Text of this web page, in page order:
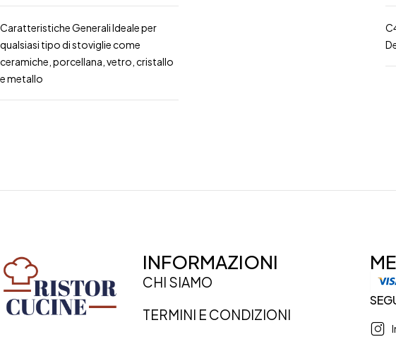
Caratteristiche Generali Ideale per
qualsiasi tipo di stoviglie come
ceramiche, porcellana, vetro, cristallo
e metallo
INFORMAZIONI
CHI SIAMO
TERMINI E CONDIZIONI